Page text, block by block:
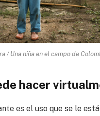
/ Una niña en el campo de
hacer
es el uso que se le está